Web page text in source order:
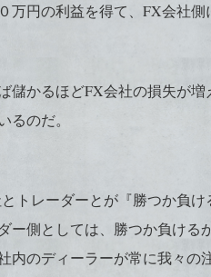
万円の利益を得て、FX会社
儲かるほどFX会社の損失が
るのだ。
トレーダーとが『勝つか負
ー側としては、勝つか負け
内のディーラーが常に我々